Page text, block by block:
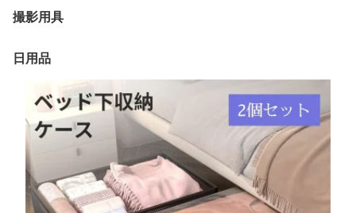
タジオ、生放送、web会
議、ビデオ通信、動画な
ー合成、ビデオ撮影など
幅広く応用
撮影用具
日用品